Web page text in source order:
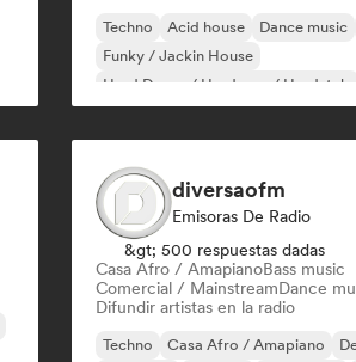
Techno Acid house Dance music
Funky / Jackin House
Hard Dance / Hardcore / Hardstyle
diversaofm
Emisoras De Radio
&gt; 500 respuestas dadas
Casa Afro / AmapianoBass music
Comercial / MainstreamDance
Difundir artistas en la radio
Techno Casa Afro / Amapiano